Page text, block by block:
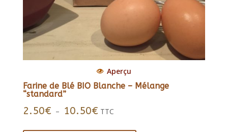
Aperçu
Farine de Blé BIO Blanche – Mélange
“standard”
2.50€ – 10.50€Plage
TTC